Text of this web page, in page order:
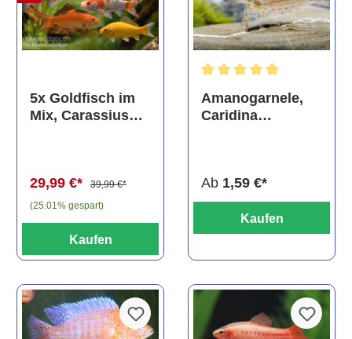
5x Goldfisch im
Mix, Carassius
29,99 €*
39,99 €*
(25.01% gespart)
Kaufen
Amanogarnele,
Caridina
Ab 1,59 €*
Kaufen